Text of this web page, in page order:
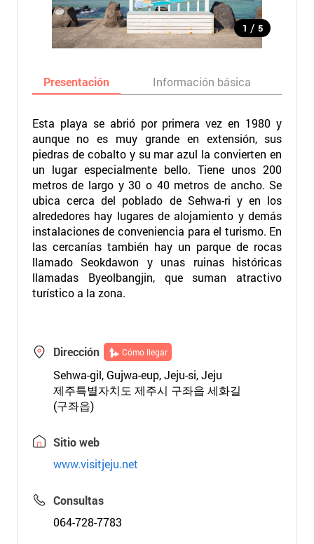
1 / 5
Presentación Información básica
Esta playa se abrió por primera vez en 1980 y
aunque no es muy grande en extensión, sus
piedras de cobalto y su mar azul la convierten en
un lugar especialmente bello. Tiene unos 200
metros de largo y 30 o 40 metros de ancho. Se
ubica cerca del poblado de Sehwa-ri y en los
alrededores hay lugares de alojamiento y demás
instalaciones de conveniencia para el turismo. En
las cercanías también hay un parque de rocas
llamado Seokdawon y unas ruinas históricas
llamadas Byeolbangjin, que suman atractivo
turístico a la zona.
Dirección Cómo llegar
Sehwa-gil, Gujwa-eup, Jeju-si, Jeju
제주특별자치도 제주시 구좌읍 세화길
(구좌읍)
Sitio web
www.visitjeju.net
Consultas
064-728-7783